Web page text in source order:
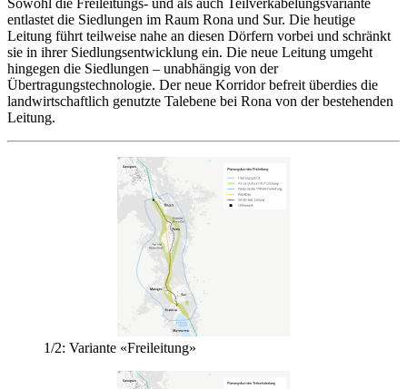
entlastet die Siedlungen im Raum Rona und Sur. Die heutige
Leitung führt teilweise nahe an diesen Dörfern vorbei und schränkt
sie in ihrer Siedlungsentwicklung ein. Die neue Leitung umgeht
hingegen die Siedlungen – unabhängig von der
Übertragungstechnologie. Der neue Korridor befreit überdies die
landwirtschaftlich genutzte Talebene bei Rona von der bestehenden
Leitung.
1/2: Variante «Freileitung»